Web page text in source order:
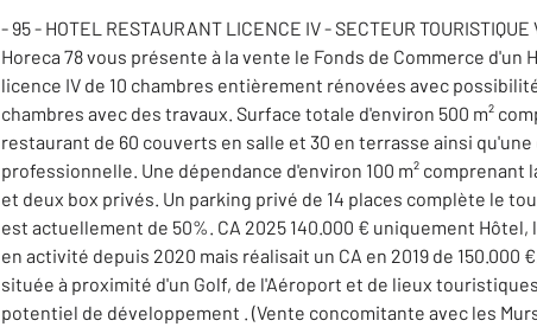
- 95 - HOTEL RESTAURANT LICENCE IV - SECTEUR
Horeca 78 vous présente à la vente le Fonds de Commerce d'un
licence IV de 10 chambres entièrement rénovées avec
chambres avec des travaux. Surface totale d'environ 500 m²
restaurant de 60 couverts en salle et 30 en terrasse ainsi qu'une
professionnelle. Une dépendance d'environ 100 m² comprenant
et deux box privés. Un parking privé de 14 places complète le
est actuellement de 50%. CA 2025 140.000 € uniquement
en activité depuis 2020 mais réalisait un CA en 2019 de 150.000
située à proximité d'un Golf, de l'Aéroport et de lieux
potentiel de développement . (Vente concomitante avec les Murs